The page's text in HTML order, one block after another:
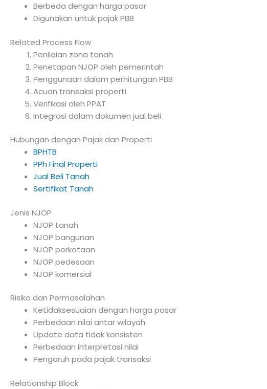
Berbeda dengan harga pasar
Digunakan untuk pajak PBB
Related Process Flow
Penilaian zona tanah
Penetapan NJOP oleh pemerintah
Penggunaan dalam perhitungan PBB
Acuan transaksi properti
Verifikasi oleh PPAT
Integrasi dalam dokumen jual beli
Hubungan dengan Pajak dan Properti
BPHTB
PPh Final Properti
Jual Beli Tanah
Sertifikat Tanah
Jenis NJOP
NJOP tanah
NJOP bangunan
NJOP perkotaan
NJOP pedesaan
NJOP komersial
Risiko dan Permasalahan
Ketidaksesuaian dengan harga pasar
Perbedaan nilai antar wilayah
Update data tidak konsisten
Perbedaan interpretasi nilai
Pengaruh pada pajak transaksi
Relationship Block